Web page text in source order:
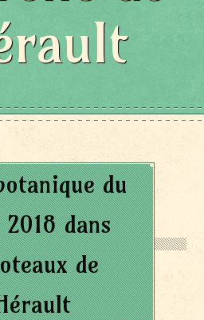
du
dans
de